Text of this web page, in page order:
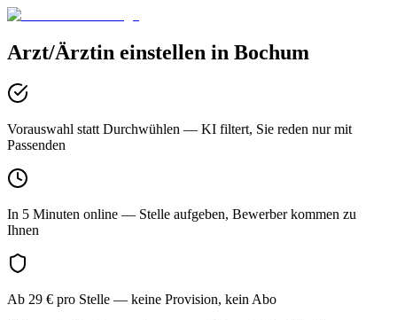
Arzt/Ärztin einstellen in Bochum
Vorauswahl statt Durchwühlen — KI filtert, Sie reden nur mit
Passenden
In 5 Minuten online — Stelle aufgeben, Bewerber kommen zu
Ihnen
Ab 29 € pro Stelle — keine Provision, kein Abo